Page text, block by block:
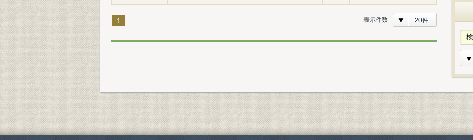
1 表示件数 20件